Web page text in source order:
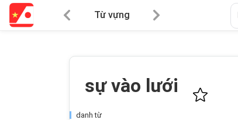
Từ vựng
sự vào lưới
danh từ